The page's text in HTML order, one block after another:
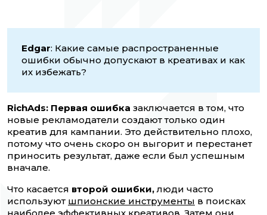
Edgar: Какие самые распространенные
ошибки обычно допускают в креативах и как
их избежать?
RichAds: Первая ошибка заключается в том, что
новые рекламодатели создают только один
креатив для кампании. Это действительно плохо,
потому что очень скоро он выгорит и перестанет
приносить результат, даже если был успешным
вначале.
Что касается второй ошибки,люди часто
используют шпионские инструменты в поисках